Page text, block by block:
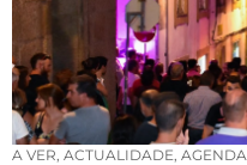
A VER ACTUALIDADE AGENDA